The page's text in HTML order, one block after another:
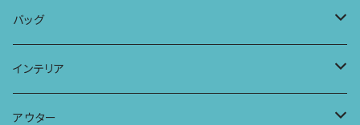
ボンバチャショーツ
ヘアターバン
三つ編み紐
パンツ
トップス
KIDS 羽根つきTシャツ
KIDS Tシャツ
KIDS ロングスリーブトップス
バッグ
PCケース
マルシェバッグ
インテリア
カーテン
アウター